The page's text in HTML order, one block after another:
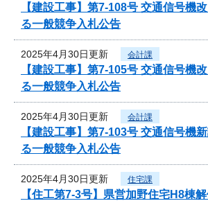
【建設工事】第7-108号 交通信号機
る一般競争入札公告
2025年4月30日更新 会計課
【建設工事】第7-105号 交通信号機
る一般競争入札公告
2025年4月30日更新 会計課
【建設工事】第7-103号 交通信号機
る一般競争入札公告
2025年4月30日更新 住宅課
【住工第7-3号】県営加野住宅H8棟